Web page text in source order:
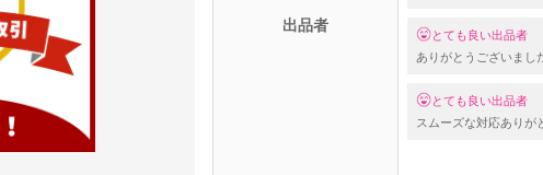
出品者
とても良い出品者
ありがとうございまし
とても良い出品者
スムーズな対応ありが